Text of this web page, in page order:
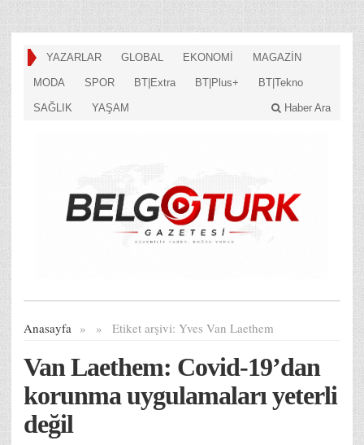
YAZARLAR GLOBAL EKONOMİ MAGAZİN
MODA SPOR BT|Extra BT|Plus+ BT|Tekno
SAĞLIK YAŞAM Haber Ara
Anasayfa » Etiket arşivi:
» Yves Van Laethem
Van Laethem: Covid-19’dan
korunma uygulamaları yeterli
değil